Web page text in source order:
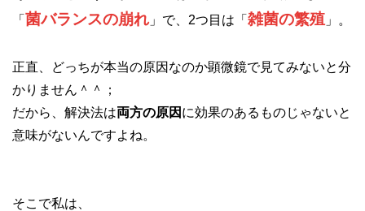
「 菌バランスの崩れ」で、2つ目は「 雑菌の繁殖 」。
正直、どっちが本当の原因なのか顕微鏡で見てみないと分
かりません＾＾；
だから、解決法は両方の原因 に効果のあるものじゃないと
意味がないんですよね。
そこで私は、